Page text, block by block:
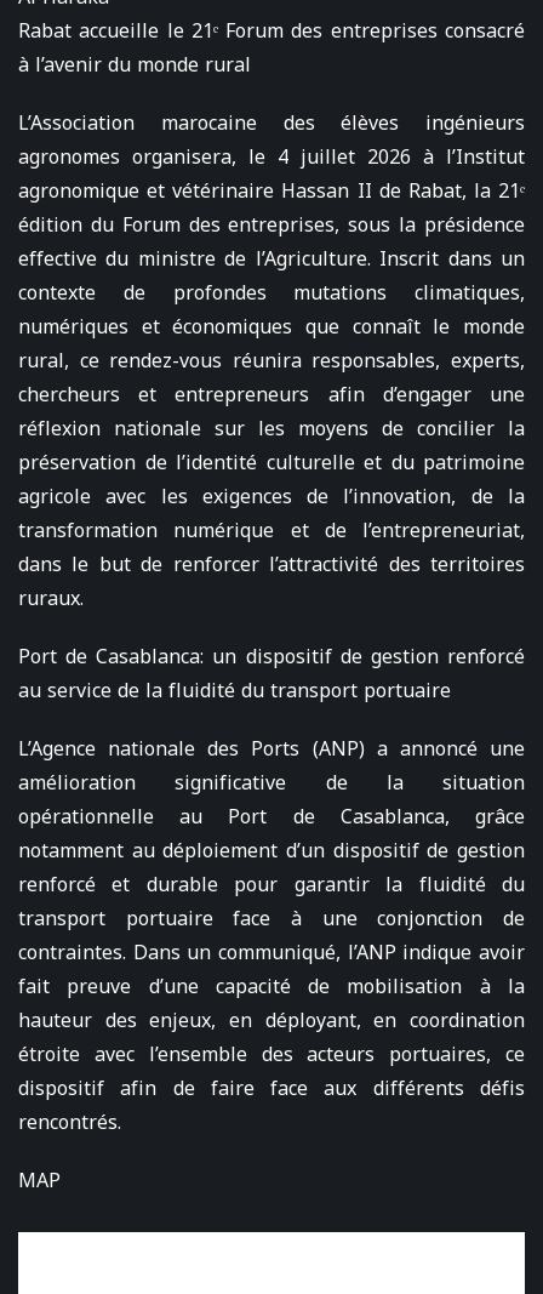
Rabat accueille le 21ᵉ Forum des entreprises consacré
à l’avenir du monde rural
L’Association marocaine des élèves ingénieurs
agronomes organisera, le 4 juillet 2026 à l’Institut
agronomique et vétérinaire Hassan II de Rabat, la 21ᵉ
édition du Forum des entreprises, sous la présidence
effective du ministre de l’Agriculture. Inscrit dans un
contexte de profondes mutations climatiques,
numériques et économiques que connaît le monde
rural, ce rendez-vous réunira responsables, experts,
chercheurs et entrepreneurs afin d’engager une
réflexion nationale sur les moyens de concilier la
préservation de l’identité culturelle et du patrimoine
agricole avec les exigences de l’innovation, de la
transformation numérique et de l’entrepreneuriat,
dans le but de renforcer l’attractivité des territoires
ruraux.
Port de Casablanca: un dispositif de gestion renforcé
au service de la fluidité du transport portuaire
L’Agence nationale des Ports (ANP) a annoncé une
amélioration significative de la situation
opérationnelle au Port de Casablanca, grâce
notamment au déploiement d’un dispositif de gestion
renforcé et durable pour garantir la fluidité du
transport portuaire face à une conjonction de
contraintes. Dans un communiqué, l’ANP indique avoir
fait preuve d’une capacité de mobilisation à la
hauteur des enjeux, en déployant, en coordination
étroite avec l’ensemble des acteurs portuaires, ce
dispositif afin de faire face aux différents défis
rencontrés.
MAP